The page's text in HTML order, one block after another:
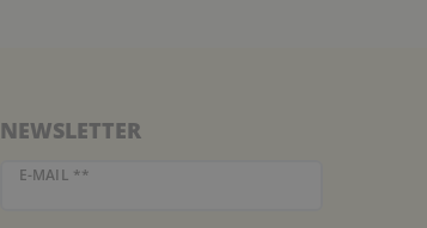
NEWSLETTER
E-MAIL **
Newsletter Honig